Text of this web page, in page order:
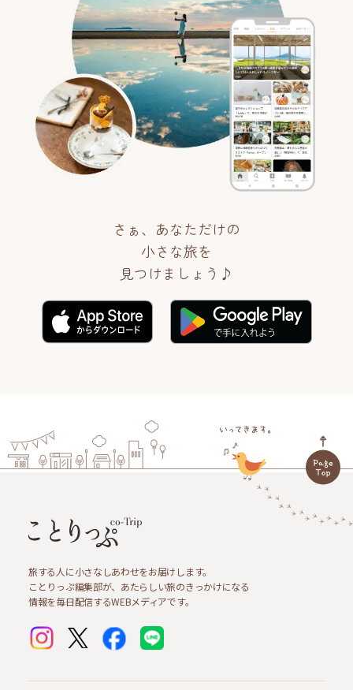
さぁ、あなただけの
小さな旅を
見つけましょう♪
旅する人に小さなしあわせをお届けします。
ことりっぷ編集部が、あたらしい旅のきっかけになる
情報を毎日配信するWEBメディアです。